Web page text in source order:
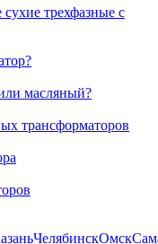
трехфазные с
масляный?
трансформаторов
ЧелябинскОмск